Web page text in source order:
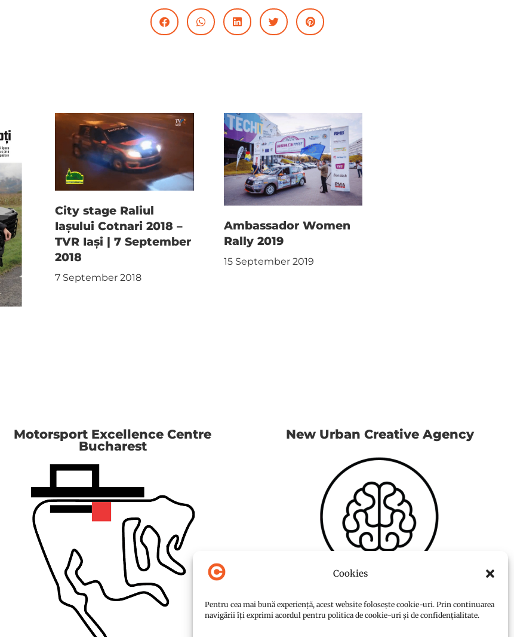
Cookies
Pentru cea mai bună experiență, acest website folosește cookie-uri. Prin continuarea
navigării îți exprimi acordul pentru politica de cookie-uri și de confidențialitate.
City stage Raliul
Iașului Cotnari 2018 –
TVR Iași | 7 September
2018
7 September 2018
Ambassador Women
Rally 2019
15 September 2019
Motorsport Excellence Centre
Bucharest
New Urban Creative Agency